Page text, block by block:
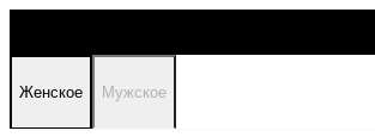
Женское Мужское